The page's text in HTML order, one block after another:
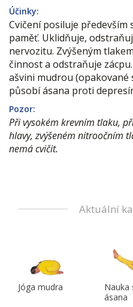
Účinky:
Cvičení posiluje především
paměť. Uklidňuje,
nervozitu. Zvýšeným
činnost a odstraňuje
ašvini mudrou
působí ásana proti
Pozor:
Při vysokém krevním tlaku,
hlavy, zvýšeném nitroočním
nemá cvičit.
Aktuální
Jóga mudra
Nauka
ásana